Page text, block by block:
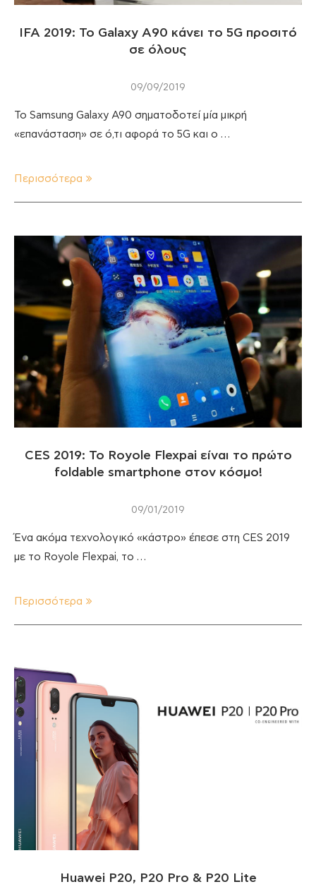
IFA 2019: Το Galaxy A90 κάνει το 5G προσιτό
σε όλους
09/09/2019
Το Samsung Galaxy A90 σηματοδοτεί μία μικρή
«επανάσταση» σε ό,τι αφορά το 5G και ο …
Περισσότερα
CES 2019: To Royole Flexpai είναι το πρώτο
foldable smartphone στον κόσμο!
09/01/2019
Ένα ακόμα τεχνολογικό «κάστρο» έπεσε στη CES 2019
με το Royole Flexpai, το …
Περισσότερα
Huawei P20, P20 Pro & P20 Lite